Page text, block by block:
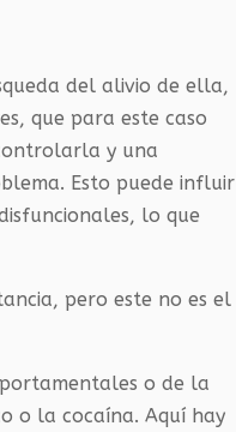
del alivio de ella,
que para este caso
y una
Esto puede influir
lo que
pero este no es el
o de la
o la cocaína. Aquí hay